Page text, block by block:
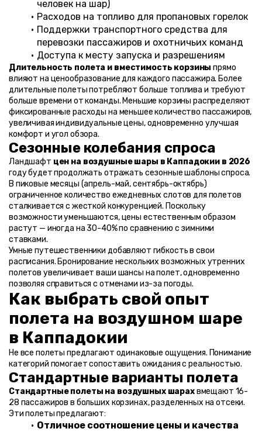
человек на шар)
Расходов на топливо для пропановых горелок
Поддержки транспортного средства для
перевозки пассажиров и охотничьих команд
Доступа к месту запуска и разрешениям
Длительность полета и вместимость корзины прямо
влияют на ценообразование для каждого пассажира. Более
длительные полеты потребляют больше топлива и требуют
больше времени от команды. Меньшие корзины распределяют
фиксированные расходы на меньшее количество пассажиров,
увеличивая индивидуальные цены, одновременно улучшая
комфорт и угол обзора.
Сезонные колебания спроса
Ландшафт цен на воздушные шары в Каппадокии в 2026
году будет продолжать отражать сезонные шаблоны спроса.
В пиковые месяцы (апрель-май, сентябрь-октябрь)
ограниченное количество ежедневных слотов для полетов
сталкивается с жесткой конкуренцией. Поскольку
возможности уменьшаются, цены естественным образом
растут — иногда на 30-40% по сравнению с зимними
ставками.
Умные путешественники добавляют гибкость в свои
расписания. Бронирование нескольких возможных утренних
полетов увеличивает ваши шансы на полет, одновременно
позволяя справиться с отменами из-за погоды.
Как выбрать свой опыт
полета на воздушном шаре
в Каппадокии
Не все полеты предлагают одинаковые ощущения. Понимание
категорий помогает сопоставить ожидания с реальностью.
Стандартные варианты полета
Стандартные полеты на воздушных шарах вмещают 16-
28 пассажиров в больших корзинах, разделенных на отсеки.
Эти полеты предлагают:
Отличное соотношение цены и качества